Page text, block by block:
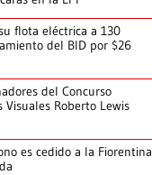
flota eléctrica a 130
del BID por $26
del Concurso
Visuales Roberto Lewis
es cedido a la Fiorentina